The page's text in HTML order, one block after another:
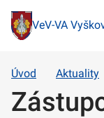
VeV-VA
Úvod Aktuality